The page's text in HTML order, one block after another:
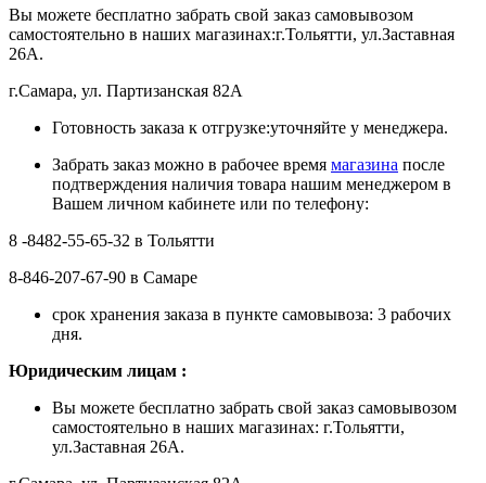
Вы можете бесплатно забрать свой заказ самовывозом
самостоятельно в наших магазинах:г.Тольятти, ул.Заставная
26А.
г.Самара, ул. Партизанская 82А
Готовность заказа к отгрузке:уточняйте у менеджера.
Забрать заказ можно в рабочее время магазина после
подтверждения наличия товара нашим менеджером в
Вашем личном кабинете или по телефону:
8 -8482-55-65-32 в Тольятти
8-846-207-67-90 в Самаре
срок хранения заказа в пункте самовывоза: 3 рабочих
дня.
Юридическим лицам :
Вы можете бесплатно забрать свой заказ самовывозом
самостоятельно в наших магазинах: г.Тольятти,
ул.Заставная 26А.